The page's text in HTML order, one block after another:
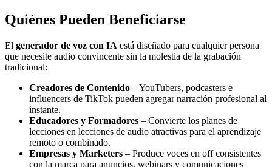
Quiénes Pueden Beneficiarse
El generador de voz con IA está diseñado para cualquier persona
que necesite audio convincente sin la molestia de la grabación
tradicional:
Creadores de Contenido – YouTubers, podcasters e
influencers de TikTok pueden agregar narración profesional al
instante.
Educadores y Formadores – Convierte los planes de
lecciones en lecciones de audio atractivas para el aprendizaje
remoto o combinado.
Empresas y Marketers – Produce voces en off consistentes
con la marca para anuncios, webinars y comunicaciones